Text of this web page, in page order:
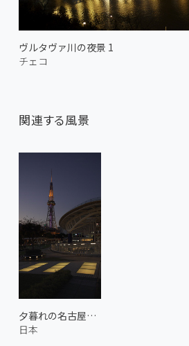
ヴルタヴァ川の夜景 1
チェコ
関連する風景
夕暮れの名古屋テレビ塔
日本